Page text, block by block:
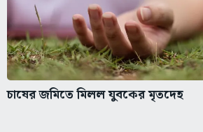
চাষের জমিতে মিলল যুবকের মৃতদেহ